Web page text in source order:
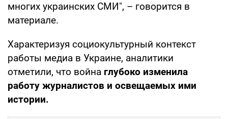
многих украинских СМИ", – говорится в
материале.
Характеризуя социокультурный контекст
работы медиа в Украине, аналитики
отметили, что война глубоко изменила
работу журналистов и освещаемых ими
истории.